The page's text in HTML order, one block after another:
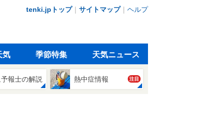
tenki.jpトップ｜ サイトマップ｜ ヘルプ
気 季節特集 天気ニュース
報士の解説 熱中症情報 注目